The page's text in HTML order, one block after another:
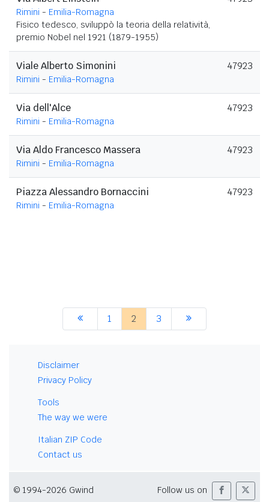
Rimini - Emilia-Romagna
Fisico tedesco, sviluppò la teoria della relatività,
premio Nobel nel 1921 (1879-1955)
Viale Alberto Simonini
Rimini - Emilia-Romagna
47923
Via dell'Alce
Rimini - Emilia-Romagna
47923
Via Aldo Francesco Massera
Rimini - Emilia-Romagna
47923
Piazza Alessandro Bornaccini
Rimini - Emilia-Romagna
47923
1 2 3
Disclaimer
Privacy Policy
Tools
The way we were
Italian ZIP Code
Contact us
© 1994-2026 Gwind Follow us on